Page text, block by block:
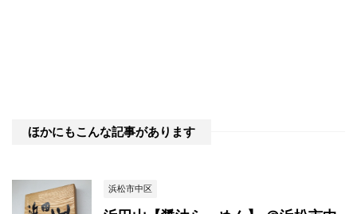
ほかにもこんな記事があります
浜松市中区